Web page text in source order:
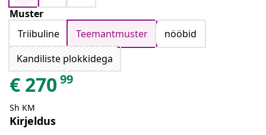
Muster
Triibuline
Teemantmuster
nööbid
Kandiliste plokkidega
€ 27099
Sh KM
Kirjeldus